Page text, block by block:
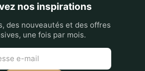
nos inspirations
des nouveautés et des offres
une fois par mois.